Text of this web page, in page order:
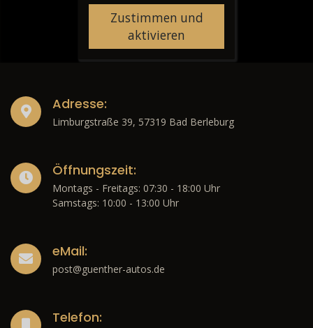
Zustimmen und
aktivieren
Adresse:
Limburgstraße 39, 57319 Bad Berleburg
Öffnungszeit:
Montags - Freitags: 07:30 - 18:00 Uhr
Samstags: 10:00 - 13:00 Uhr
eMail:
post@guenther-autos.de
Telefon: